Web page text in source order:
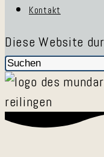
Kontakt
Diese Website